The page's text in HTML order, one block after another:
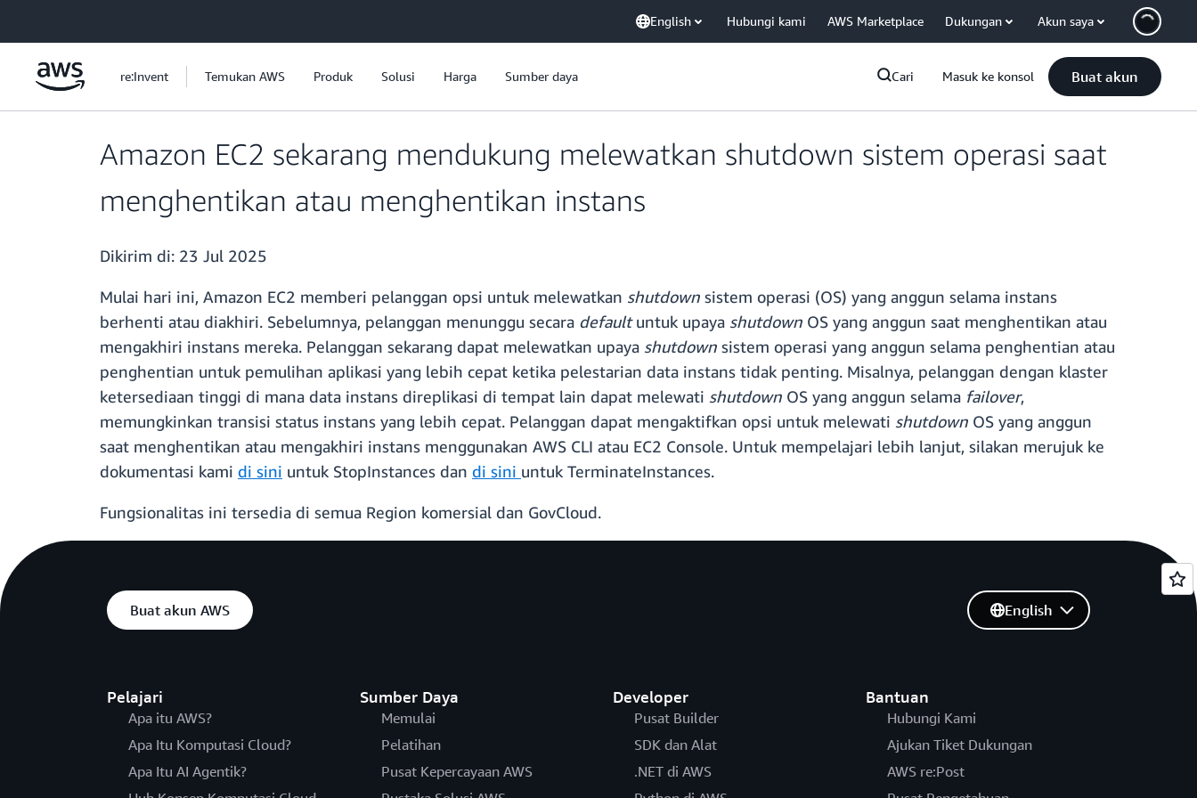
English Hubungi kami AWS Marketplace Dukungan Akun saya
re:Invent Temukan AWS Produk Solusi Harga Sumber daya Cari Masuk ke konsol Buat akun
Amazon EC2 sekarang mendukung melewatkan shutdown sistem operasi saat
menghentikan atau menghentikan instans
Dikirim di: 23 Jul 2025
Mulai hari ini, Amazon EC2 memberi pelanggan opsi untuk melewatkan shutdown sistem operasi (OS) yang anggun selama instans
berhenti atau diakhiri. Sebelumnya, pelanggan menunggu secara defaultuntuk upaya shutdown OS yang anggun saat menghentikan atau
mengakhiri instans mereka. Pelanggan sekarang dapat melewatkan upaya shutdown sistem operasi yang anggun selama penghentian atau
penghentian untuk pemulihan aplikasi yang lebih cepat ketika pelestarian data instans tidak penting. Misalnya, pelanggan dengan klaster
ketersediaan tinggi di mana data instans direplikasi di tempat lain dapat melewati shutdown OS yang anggun selama failover,
memungkinkan transisi status instans yang lebih cepat. Pelanggan dapat mengaktifkan opsi untuk melewati shutdown OS yang anggun
saat menghentikan atau mengakhiri instans menggunakan AWS CLI atau EC2 Console. Untuk mempelajari lebih lanjut, silakan merujuk ke
dokumentasi kami di sini untuk StopInstances dan di sini untuk TerminateInstances.
Fungsionalitas ini tersedia di semua Region komersial dan GovCloud.
Buat akun AWS
Pelajari
Apa itu AWS?
Apa Itu Komputasi Cloud?
Apa Itu AI Agentik?
Sumber Daya
Memulai
Pelatihan
Pusat Kepercayaan AWS
Developer
Pusat Builder
SDK dan Alat
.NET di AWS
Bantuan
Hubungi Kami
Ajukan Tiket Dukungan
AWS re:Post
English